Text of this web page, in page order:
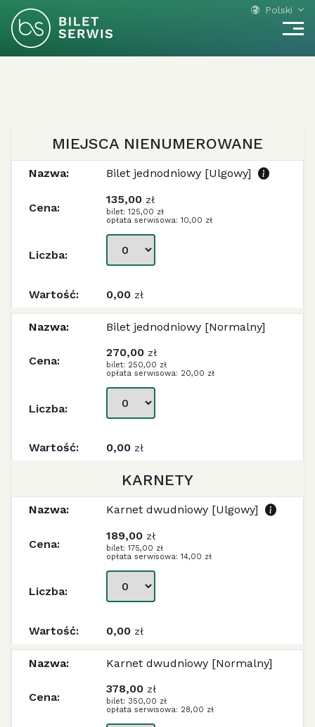
Polski
MIEJSCA NIENUMEROWANE
Bilet jednodniowy [Ulgowy]
135,00zł
bilet: 125,00 zł
opłata serwisowa: 10,00 zł
0,00zł
Bilet jednodniowy [Normalny]
270,00zł
bilet: 250,00 zł
opłata serwisowa: 20,00 zł
0,00zł
KARNETY
Karnet dwudniowy [Ulgowy]
189,00zł
bilet: 175,00 zł
opłata serwisowa: 14,00 zł
0,00zł
Karnet dwudniowy [Normalny]
378,00zł
bilet: 350,00 zł
opłata serwisowa: 28,00 zł